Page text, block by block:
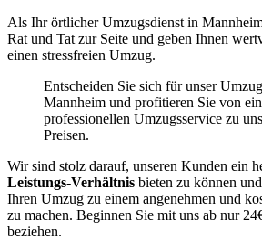
Als Ihr örtlicher Umzugsdienst in
Rat und Tat zur Seite und geben Ihnen
einen stressfreien Umzug.
Entscheiden Sie sich für unser
Mannheim und profitieren Sie von
professionellen Umzugsservice zu
Preisen.
Wir sind stolz darauf, unseren Kunden ein
Leistungs-Verhältnis bieten zu können
Ihren Umzug zu einem angenehmen und
zu machen. Beginnen Sie mit uns ab nur
beziehen.